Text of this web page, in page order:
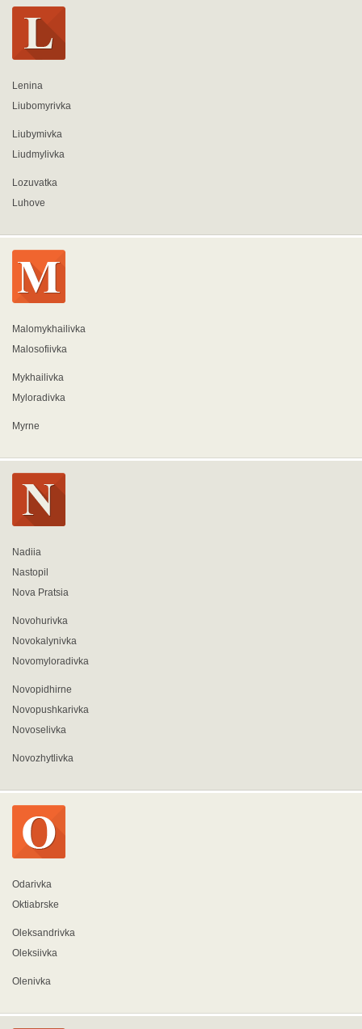
Lenina
Liubomyrivka
Liubymivka
Liudmylivka
Lozuvatka
Luhove
Malomykhailivka
Malosofiivka
Mykhailivka
Myloradivka
Myrne
Nadiia
Nastopil
Nova Pratsia
Novohurivka
Novokalynivka
Novomyloradivka
Novopidhirne
Novopushkarivka
Novoselivka
Novozhytlivka
Odarivka
Oktiabrske
Oleksandrivka
Oleksiivka
Olenivka